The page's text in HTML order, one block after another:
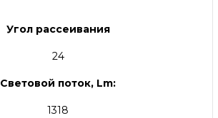
Угол рассеивания
24
Световой поток, Lm:
1318